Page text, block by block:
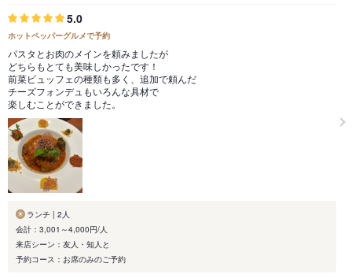
5.0
ホットペッパーグルメで予約
パスタとお肉のメインを頼みましたが
どちらもとても美味しかったです！
前菜ビュッフェの種類も多く、追加で頼んだ
チーズフォンデュもいろんな具材で
楽しむことができました。
ランチ | 2人
会計：3,001～4,000円/人
来店シーン：友人・知人と
予約コース：お席のみのご予約